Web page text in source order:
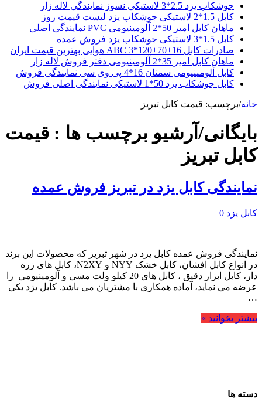
جوشکاب یزد 2.5*3 لاستیکی نسوز نمایندگی لاله زار
کابل 1.5*2 لاستیکی جوشکاب یزد لیست قیمت روز
ماهان کابل امیر 50*2 آلومینیومی PVC نمایندگی اصلی
کابل 1.5*3 لاستیکی جوشکاب یزد فروش عمده
صادرات کابل 16+70+120*3 ABC هوایی بهترین قیمت ایران
ماهان کابل امیر 35*2 آلومینیومی دفتر فروش لاله زار
کابل آلومینیومی سمنان 16*4 پی وی سی نمایندگی فروش
کابل جوشکاب یزد 50*1 لاستیکی نمایندگی اصلی فروش
خانه/برچسب: قیمت کابل تبریز
بایگانی/آرشیو برچسب ها : قیمت
کابل تبریز
نمایندگی کابل یزد در تبریز فروش عمده
کابل یزد 0
نمایندگی فروش عمده کابل یزد در شهر تبریز که محصولات این برند
در انواع کابل افشان، کابل خشک NYY و N2XY، کابل های زره
دار، کابل ابزار دقیق ، کابل های 20 کیلو ولت مسی و آلومینیومی را
عرضه می نماید، آماده همکاری با مشتریان می باشد. کابل یزد یکی
…
بیشتر بخوانید »
دسته ها